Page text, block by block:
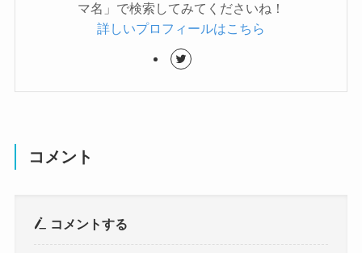
マ名」で検索してみてくださいね！
詳しいプロフィールはこちら
コメント
コメントする